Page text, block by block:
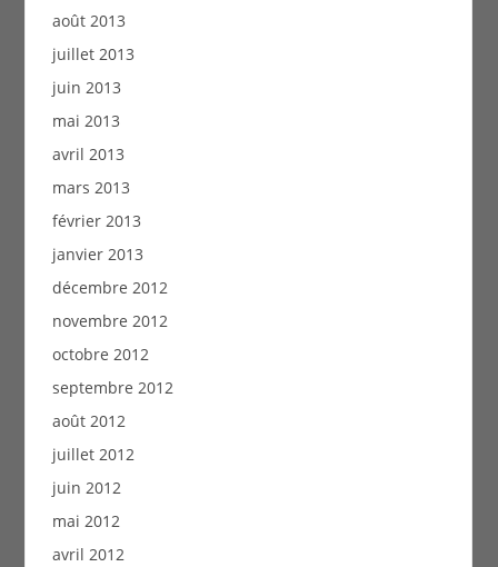
août 2013
juillet 2013
juin 2013
mai 2013
avril 2013
mars 2013
février 2013
janvier 2013
décembre 2012
novembre 2012
octobre 2012
septembre 2012
août 2012
juillet 2012
juin 2012
mai 2012
avril 2012